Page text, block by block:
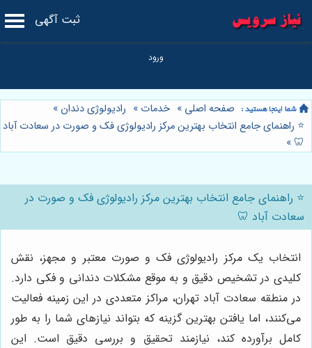
ثبت آگهی
صفحه اصلی » خدمات » رادیولوژی دندان »
⭐️ راهنمای جامع انتخاب بهترین مرکز رادیولوژی فک و صورت در سعادت آباد
🦷
»
⭐️ راهنمای جامع انتخاب بهترین مرکز رادیولوژی فک و صورت در
سعادت آباد 🦷
انتخاب یک مرکز رادیولوژی فک و صورت معتبر و مجهز، نقش
کلیدی در تشخیص دقیق و به موقع مشکلات دندانی و فکی دارد.
در منطقه سعادت آباد تهران، مراکز متعددی در این زمینه فعالیت
می‌کنند، اما یافتن بهترین گزینه که بتواند نیازهای شما را به طور
کامل برآورده کند، نیازمند تحقیق و بررسی دقیق است. این